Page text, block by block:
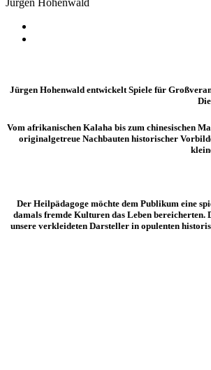
Jürgen Hohenwald entwickelt Spiele für
Vom afrikanischen Kalaha bis zum chinesischen
originalgetreue Nachbauten historischer
Der Heilpädagoge möchte dem Publikum eine
damals fremde Kulturen das Leben
unsere verkleideten Darsteller in opulenten